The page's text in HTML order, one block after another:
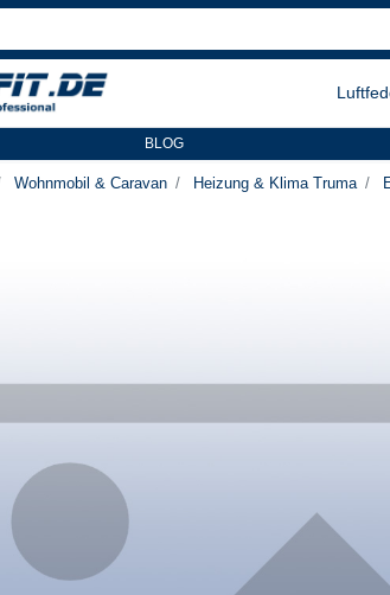
BLOG
Wohnmobil & Caravan Heizung & Klima Truma